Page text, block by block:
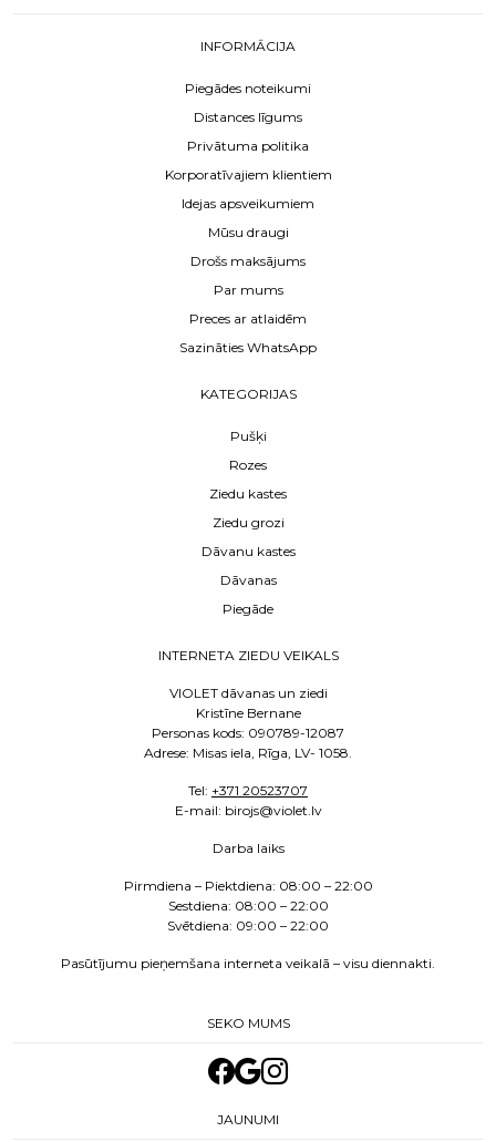
INFORMĀCIJA
Piegādes noteikumi
Distances līgums
Privātuma politika
Korporatīvajiem klientiem
Idejas apsveikumiem
Mūsu draugi
Drošs maksājums
Par mums
Preces ar atlaidēm
Sazināties WhatsApp
KATEGORIJAS
Pušķi
Rozes
Ziedu kastes
Ziedu grozi
Dāvanu kastes
Dāvanas
Piegāde
INTERNETA ZIEDU VEIKALS
VIOLET dāvanas un ziedi
Kristīne Bernane
Personas kods: 090789-12087
Adrese: Misas iela, Rīga, LV- 1058.
Tel: +371 20523707
E-mail: birojs@violet.lv
Darba laiks
Pirmdiena – Piektdiena: 08:00 – 22:00
Sestdiena: 08:00 – 22:00
Svētdiena: 09:00 – 22:00
Pasūtījumu pieņemšana interneta veikalā – visu diennakti.
SEKO MUMS
JAUNUMI